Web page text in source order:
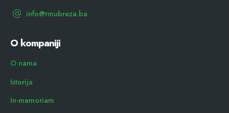
info@rmubreza.ba
O kompaniji
O nama
Istorija
In-memoriam